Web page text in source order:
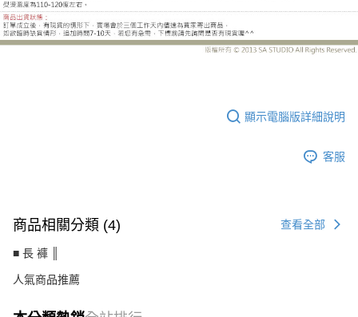
顯示電腦版詳細說明
客服
商品相關分類 (4) 查看全部
■ 長 褲 ║
人氣商品推薦